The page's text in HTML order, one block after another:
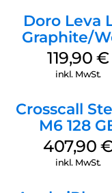
Doro Leva
Graphite/
119,90€
inkl. MwSt.
Crosscall
M6 128
Schwarz
407,90
inkl. MwSt.